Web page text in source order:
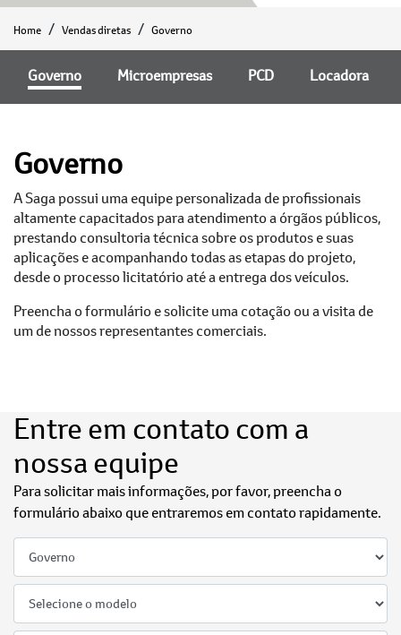
Home Vendas diretas Governo
Microempresas PCD Locadora
Governo
Governo
A Saga possui uma equipe personalizada de profissionais
altamente capacitados para atendimento a órgãos públicos,
prestando consultoria técnica sobre os produtos e suas
aplicações e acompanhando todas as etapas do projeto,
desde o processo licitatório até a entrega dos veículos.
Preencha o formulário e solicite uma cotação ou a visita de
um de nossos representantes comerciais.
Entre em contato com a
nossa equipe
Para solicitar mais informações, por favor, preencha o
formulário abaixo que entraremos em contato rapidamente.